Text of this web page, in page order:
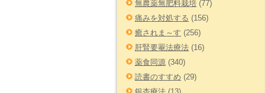
無農薬無肥料栽培 (77)
痛みを対処する (156)
癒されま～す (256)
肝腎要罨法療法 (16)
薬食同源 (340)
読書のすすめ (29)